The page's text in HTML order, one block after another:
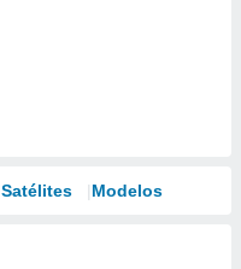
Satélites Modelos